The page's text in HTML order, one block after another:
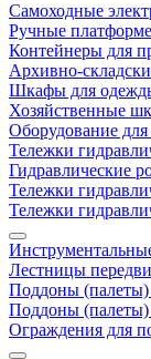
Самоходные
Ручные
Контейнеры для
Архивно-
Шкафы для
Хозяйственные
Оборудование
Тележки
Гидравлические
Тележки
Тележки
Лестницы
Поддоны (палеты)
Поддоны (палеты)
Ограждения для